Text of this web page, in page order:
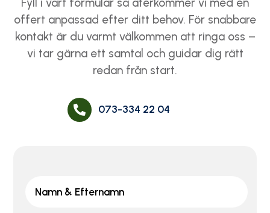
Fyll i vårt formulär så återkommer vi med en
offert anpassad efter ditt behov. För snabbare
kontakt är du varmt välkommen att ringa oss –
vi tar gärna ett samtal och guidar dig rätt
redan från start.
 073-334 22 04